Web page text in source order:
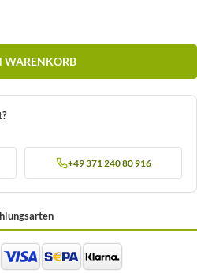
WARENKORB
+49 371 240 80 916